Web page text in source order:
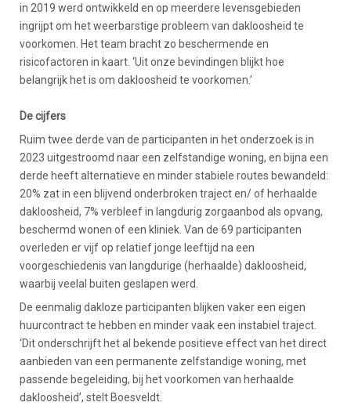
in 2019 werd ontwikkeld en op meerdere levensgebieden
ingrijpt om het weerbarstige probleem van dakloosheid te
voorkomen. Het team bracht zo beschermende en
risicofactoren in kaart. ‘Uit onze bevindingen blijkt hoe
belangrijk het is om dakloosheid te voorkomen.’
De cijfers
Ruim twee derde van de participanten in het onderzoek is in
2023 uitgestroomd naar een zelfstandige woning, en bijna een
derde heeft alternatieve en minder stabiele routes bewandeld:
20% zat in een blijvend onderbroken traject en/ of herhaalde
dakloosheid, 7% verbleef in langdurig zorgaanbod als opvang,
beschermd wonen of een kliniek. Van de 69 participanten
overleden er vijf op relatief jonge leeftijd na een
voorgeschiedenis van langdurige (herhaalde) dakloosheid,
waarbij veelal buiten geslapen werd.
De eenmalig dakloze participanten blijken vaker een eigen
huurcontract te hebben en minder vaak een instabiel traject.
‘Dit onderschrijft het al bekende positieve effect van het direct
aanbieden van een permanente zelfstandige woning, met
passende begeleiding, bij het voorkomen van herhaalde
dakloosheid’, stelt Boesveldt.